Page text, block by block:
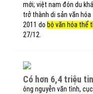
mới; việt nam đón du
trở thành di sản văn
2011 do bộ văn hóa thể
27/12.
có hơn 6,4 triệu
ông nguyễn văn tình,